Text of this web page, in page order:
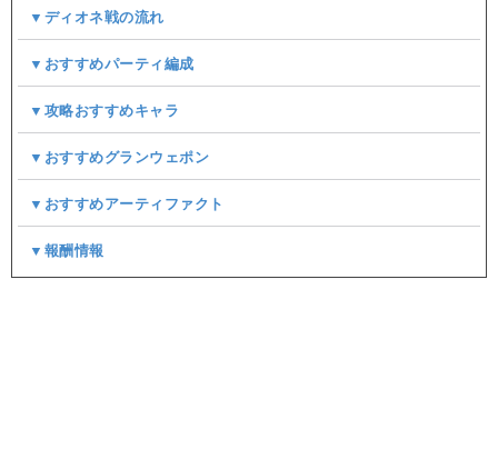
▼ディオネ戦の流れ​
▼おすすめパーティ編成
▼攻略おすすめキャラ
▼おすすめグランウェポン
▼おすすめアーティファクト
▼報酬情報